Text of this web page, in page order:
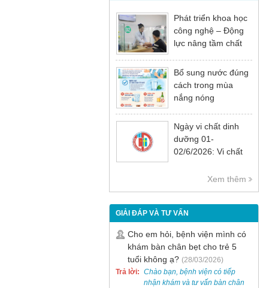
Phát triển khoa học
công nghệ – Động
lực nâng tầm chất
bệnh
Bổ sung nước đúng
cách trong mùa
nắng nóng
Ngày vi chất dinh
dưỡng 01-
02/6/2026: Vi chất
thiết cho sự phát
Xem thêm
GIẢI ĐÁP VÀ TƯ VẤN
Cho em hỏi, bệnh viện mình có
khám bàn chân bẹt cho trẻ 5
tuổi không ạ? (28/03/2026)
Trả lời: Chào bạn, bệnh viện có tiếp
nhận khám và tư vấn bàn chân